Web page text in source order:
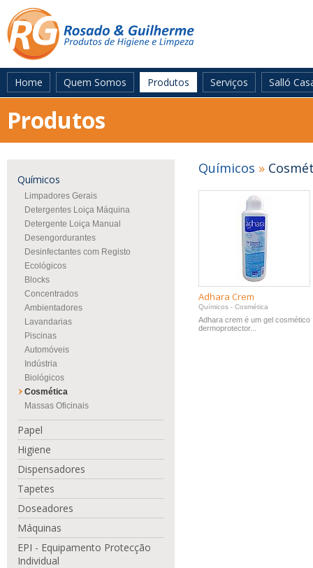
Home Quem Somos Produtos Serviços Salló
Produtos
Químicos
Limpadores Gerais
Detergentes Loiça Máquina
Detergente Loiça Manual
Desengordurantes
Desinfectantes com Registo
Ecológicos
Blocks
Concentrados
Ambientadores
Lavandarias
Piscinas
Automóveis
Indústria
Biológicos
Cosmética
Massas Oficinais
Papel
Higiene
Dispensadores
Tapetes
Doseadores
Máquinas
EPI - Equipamento Protecção
Individual
Químicos »
Adhara Crem
Químicos - Cosmética
Adhara crem é um gel cosmético
dermoprotector...